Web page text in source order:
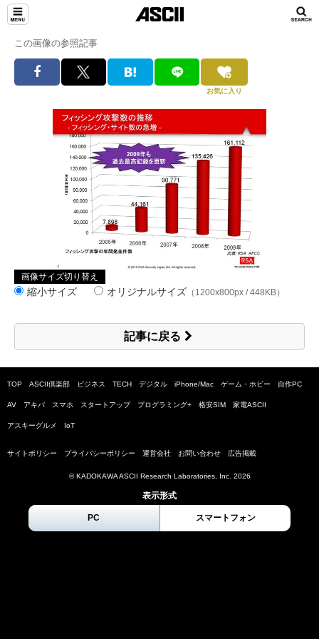
この画像の参照記事
お気に入り
画像サイズ切り替え
縮小サイズ オリジナルサイズ （1200x800px / 448KB）
記事に戻る
TOP ASCII倶楽部 ビジネス TECH デジタル iPhone/Mac ゲーム・ホビー 自作PC
AV アキバ スマホ スタートアップ プログラミング+ 格安SIM 家電ASCII
アスキーグルメ IoT
サイトポリシー プライバシーポリシー 運営会社 お問い合わせ 広告掲載
© KADOKAWA ASCII Research Laboratories, Inc. 2026
表示形式
PC スマートフォン